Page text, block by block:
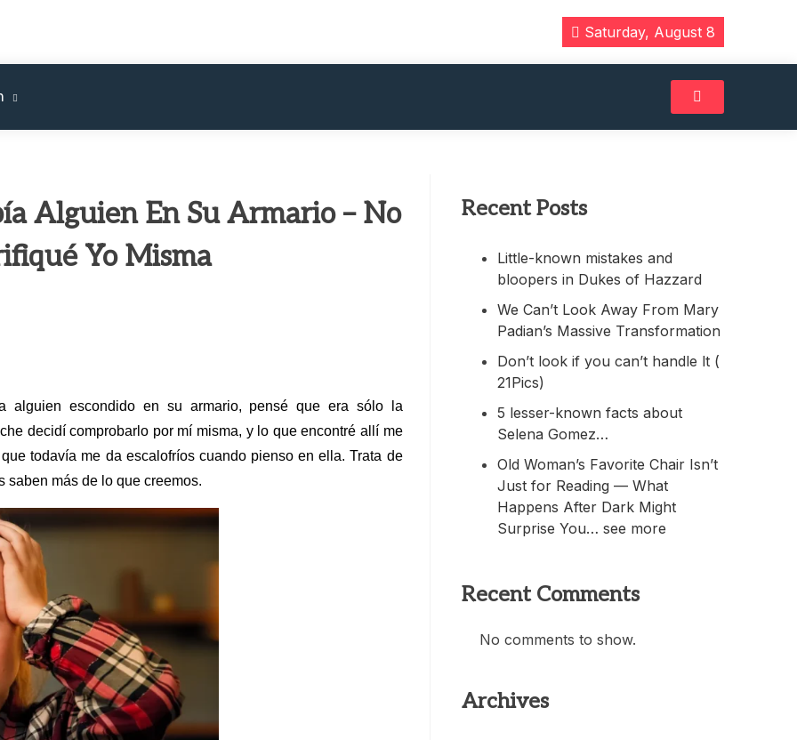
Saturday, August 8
Alguien En Su Armario – No
Yo Misma
alguien escondido en su armario, pensé que era sólo la
decidí comprobarlo por mí misma, y lo que encontré allí me
todavía me da escalofríos cuando pienso en ella. Trata de
saben más de lo que creemos.
Recent Posts
Little-known mistakes and
bloopers in Dukes of Hazzard
We Can’t Look Away From Mary
Padian’s Massive Transformation
Don’t look if you can’t handle lt (
21Pics)
5 lesser-known facts about
Selena Gomez…
Old Woman’s Favorite Chair Isn’t
Just for Reading — What
Happens After Dark Might
Surprise You… see more
Recent Comments
No comments to show.
Archives